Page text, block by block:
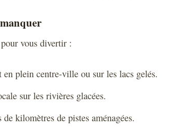
vous divertir :
en plein centre-ville ou sur les lacs gelés.
sur les rivières glacées.
de kilomètres de pistes aménagées.